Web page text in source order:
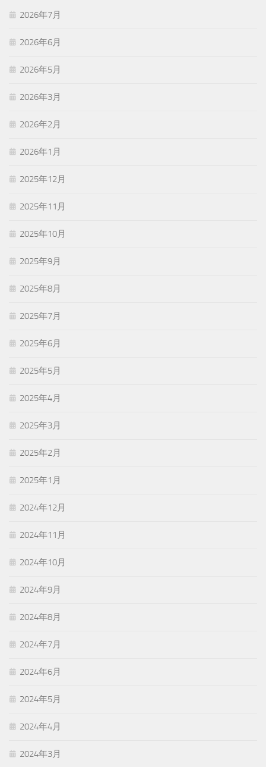
2026年7月
2026年6月
2026年5月
2026年3月
2026年2月
2026年1月
2025年12月
2025年11月
2025年10月
2025年9月
2025年8月
2025年7月
2025年6月
2025年5月
2025年4月
2025年3月
2025年2月
2025年1月
2024年12月
2024年11月
2024年10月
2024年9月
2024年8月
2024年7月
2024年6月
2024年5月
2024年4月
2024年3月